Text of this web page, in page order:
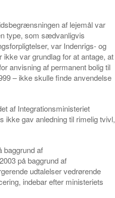
af lejemål var
type, som sædvanligvis
var Indenrigs- og
var grundlag for at antage, at
anvisning af permanent bolig til
– ikke skulle finde anvendelse
af Integrationsministeriet
ikke gav anledning til rimelig tvivl,
baggrund af
på baggrund af
udtalelser vedrørende
indebar efter ministeriets